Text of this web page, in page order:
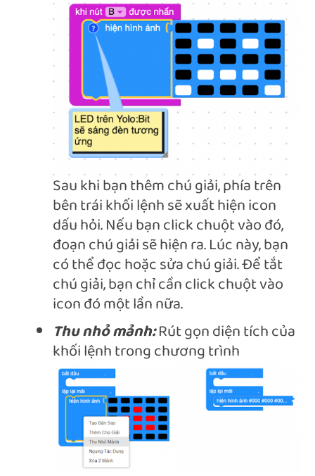
Sau khi bạn thêm chú giải, phía trên
bên trái khối lệnh sẽ xuất hiện icon
dấu hỏi. Nếu bạn click chuột vào đó,
đoạn chú giải sẽ hiện ra. Lúc này, bạn
có thể đọc hoặc sửa chú giải.Để tắt
chú giải, bạn chỉ cần click chuột vào
icon đó một lần nữa.
Thu nhỏ mảnh:Rút gọn diện tích của
khối lệnh trong chương trình